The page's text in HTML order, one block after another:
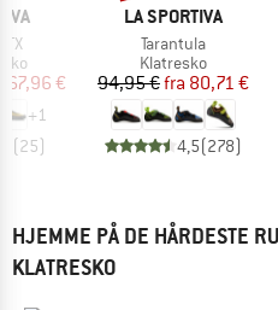
pris
€
+1
(25)
MÆRKE
LA SPORTIVA
Artikel
Tarantula
Produktgruppe
Klatresko
Pris
94,95 € Nedsat pris
fra 80,71 €
4,5(278)
HJEMME PÅ DE HÅRDESTE
KLATRESKO